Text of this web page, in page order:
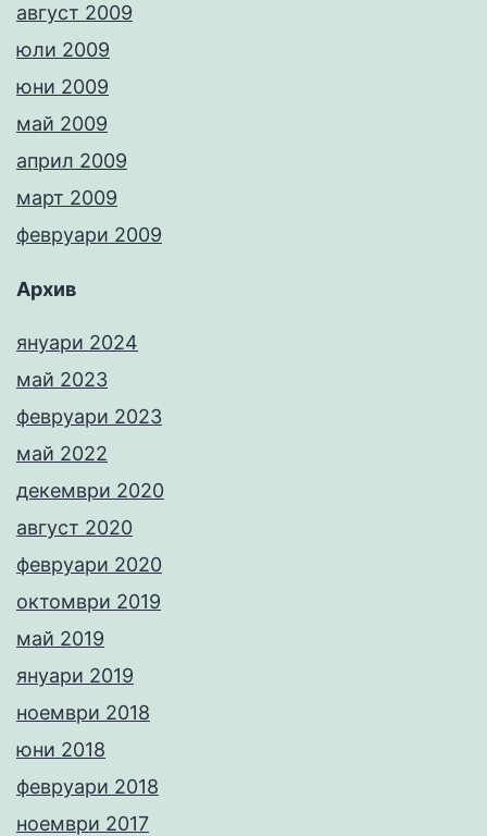
август 2009
юли 2009
юни 2009
май 2009
април 2009
март 2009
февруари 2009
Архив
януари 2024
май 2023
февруари 2023
май 2022
декември 2020
август 2020
февруари 2020
октомври 2019
май 2019
януари 2019
ноември 2018
юни 2018
февруари 2018
ноември 2017